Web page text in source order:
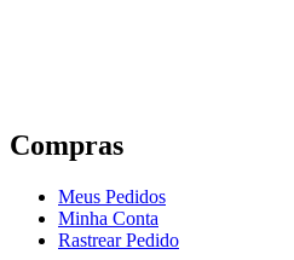
Compras
Meus Pedidos
Minha Conta
Rastrear Pedido